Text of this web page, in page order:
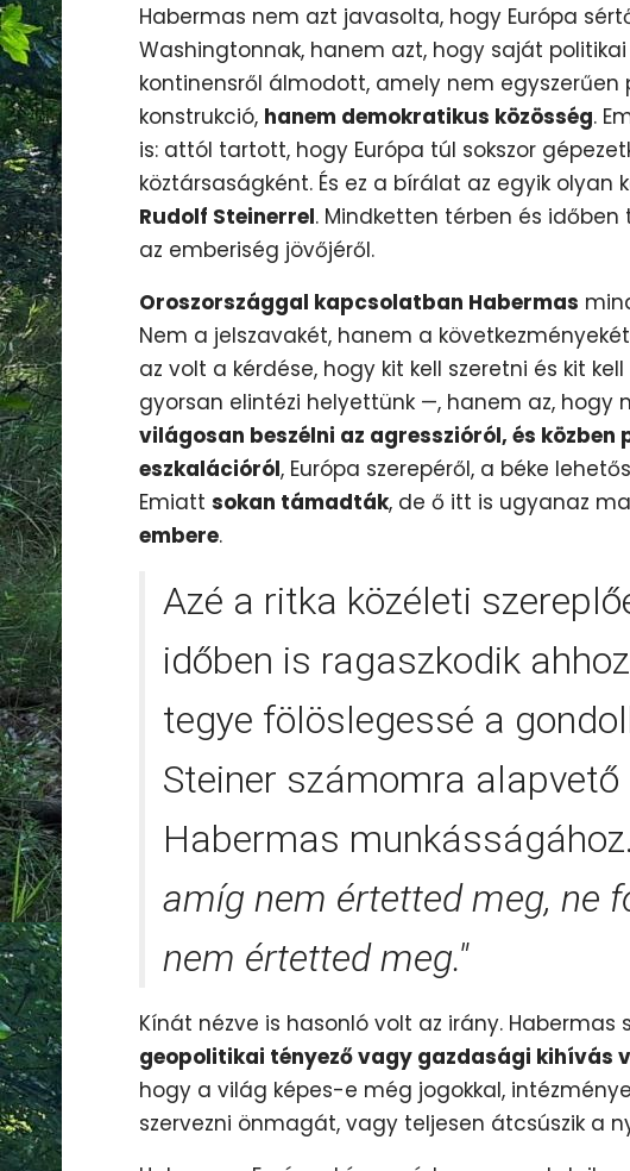
Habermas nem azt javasolta, hogy Európa
Washingtonnak, hanem azt, hogy saját
kontinensről álmodott, amely nem
konstrukció, hanem demokratikus közösség.
is: attól tartott, hogy Európa túl sokszor
köztársaságként. És ez a bírálat az egyik olyan
Rudolf Steinerrel. Mindketten térben és
az emberiség jövőjéről.
Oroszországgal kapcsolatban Habermas
Nem a jelszavakét, hanem a
az volt a kérdése, hogy kit kell szeretni és kit
gyorsan elintézi helyettünk —, hanem az, hogy
világosan beszélni az agresszióról, és
eszkalációról, Európa szerepéről, a béke
Emiatt sokan támadták, de ő itt is ugyanaz
embere.
Azé a ritka közéleti
időben is ragaszkodik
tegye fölöslegessé a
Steiner számomra
Habermas munkásságához.
amíg nem értetted meg, ne
nem értetted meg."
Kínát nézve is hasonló volt az irány. Habermas
geopolitikai tényező vagy gazdasági kihívás
hogy a világ képes-e még jogokkal,
szervezni önmagát, vagy teljesen átcsúszik a